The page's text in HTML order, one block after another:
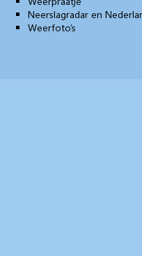
Neerslagradar en
Weerfoto’s